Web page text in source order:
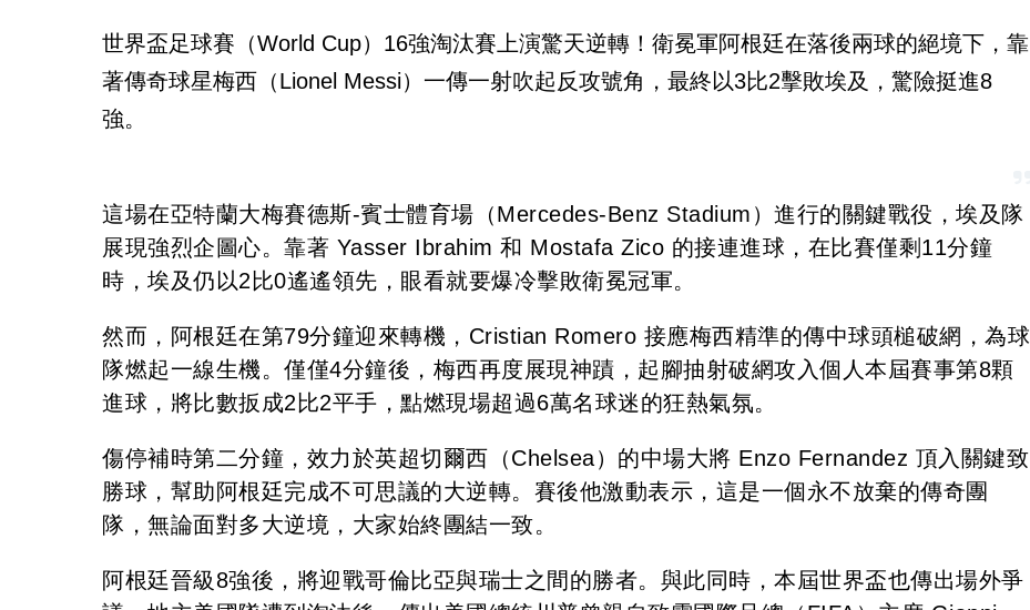
世界盃足球賽（World Cup）16強淘汰賽上演驚天逆轉！衛冕軍阿根廷在落後兩球的絕境下，靠
著傳奇球星梅西（Lionel Messi）一傳一射吹起反攻號角，最終以3比2擊敗埃及，驚險挺進8
強。
這場在亞特蘭大梅賽德斯-賓士體育場（Mercedes-Benz Stadium）進行的關鍵戰役，埃及隊
展現強烈企圖心。靠著 Yasser Ibrahim 和 Mostafa Zico 的接連進球，在比賽僅剩11分鐘
時，埃及仍以2比0遙遙領先，眼看就要爆冷擊敗衛冕冠軍。
然而，阿根廷在第79分鐘迎來轉機，Cristian Romero 接應梅西精準的傳中球頭槌破網，為球
隊燃起一線生機。僅僅4分鐘後，梅西再度展現神蹟，起腳抽射破網攻入個人本屆賽事第8顆
進球，將比數扳成2比2平手，點燃現場超過6萬名球迷的狂熱氣氛。
傷停補時第二分鐘，效力於英超切爾西（Chelsea）的中場大將 Enzo Fernandez 頂入關鍵致
勝球，幫助阿根廷完成不可思議的大逆轉。賽後他激動表示，這是一個永不放棄的傳奇團
隊，無論面對多大逆境，大家始終團結一致。
阿根廷晉級8強後，將迎戰哥倫比亞與瑞士之間的勝者。與此同時，本屆世界盃也傳出場外爭